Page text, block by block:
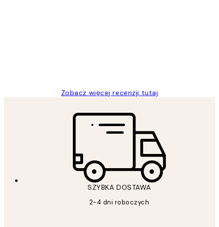
Zobacz więcej recenzji tutaj
SZYBKA DOSTAWA
2-4 dni roboczych